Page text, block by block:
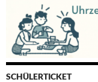
SCHÜLERTICKET